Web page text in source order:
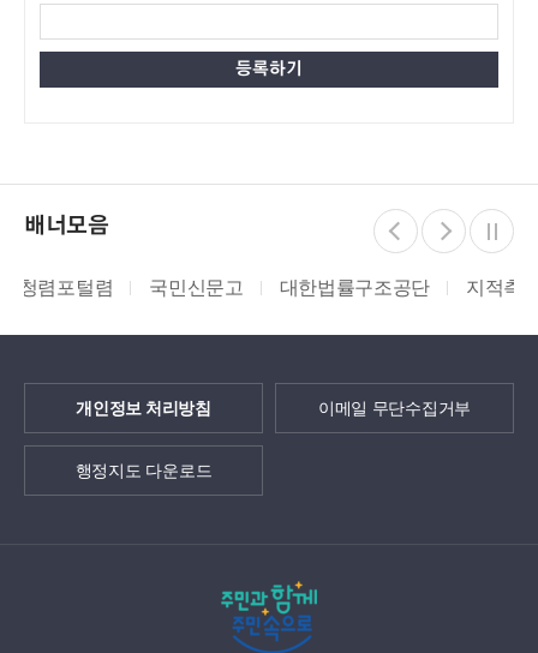
배너모음
국민신문고 대한법률구조공단 지적측량바로처리센
개인정보 처리방침 이메일 무단수집거부
행정지도 다운로드